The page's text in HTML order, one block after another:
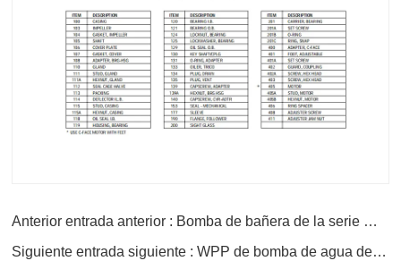
Anterior entrada anterior : Bomba de bañera de la serie Wpp
Siguiente entrada siguiente : WPP de bomba de agua del motor